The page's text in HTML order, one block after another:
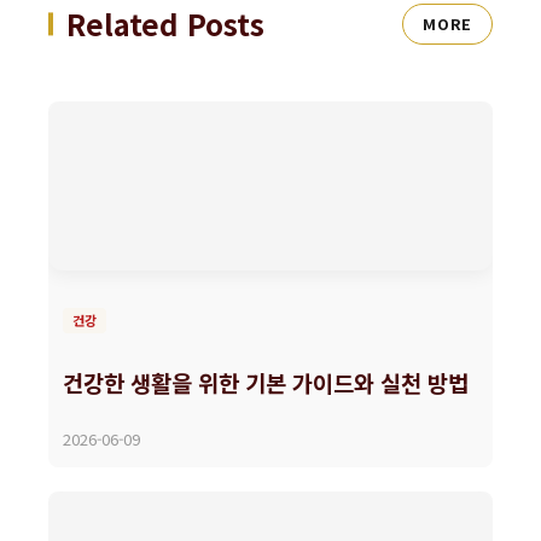
Related Posts MORE
건강
건강한 생활을 위한 기본 가이드와 실천 방법
2026-06-09